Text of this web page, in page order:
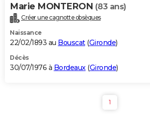
Marie MONTERON (83 ans)
Créer une cagnotte obsèques
Naissance
22/02/1893 au Bouscat(Gironde)
Décès
30/07/1976 à Bordeaux(Gironde)
1